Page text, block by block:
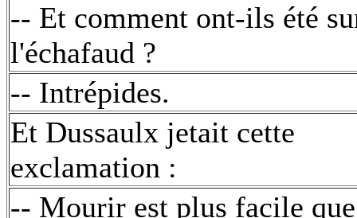
-- Et comment ont-ils été
l'échafaud ?
-- Intrépides.
Et Dussaulx jetait cette
exclamation :
-- Mourir est plus facile que